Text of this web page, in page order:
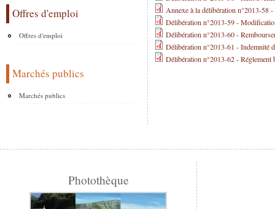
Offres d'emploi
Offres d'emploi
Marchés publics
Marchés publics
Annexe à la délibération n°2013-58
Délibération n°2013-59 -
Délibération n°2013-60 -
Délibération n°2013-61 - Indemnité
Délibération n°2013-62 -
Photothèque